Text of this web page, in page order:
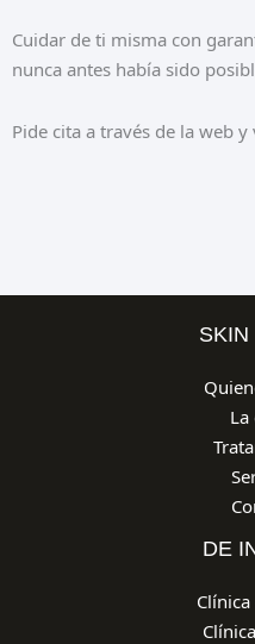
Cuidar de ti misma con
nunca antes había sido
Pide cita a través de la web
SKIN
La
DE